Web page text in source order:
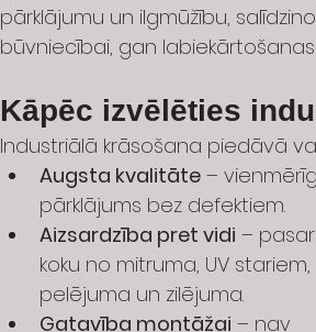
pārklājumu un ilgmūžību,
būvniecībai, gan
Kāpēc izvēlēties
Industriālā krāsošana piedāvā
Augsta kvalitāte –
pārklājums bez defektiem.
Aizsardzība pret vidi –
koku no mitruma, UV stariem,
pelējuma un zilējuma.
Gatavība montāžai – nav